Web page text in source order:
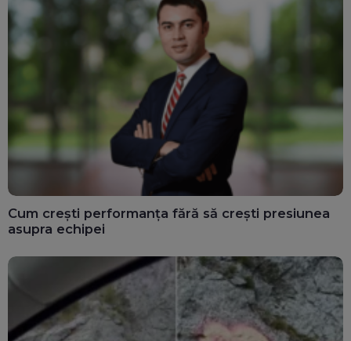
Cum crești performanța fără să crești presiunea
asupra echipei